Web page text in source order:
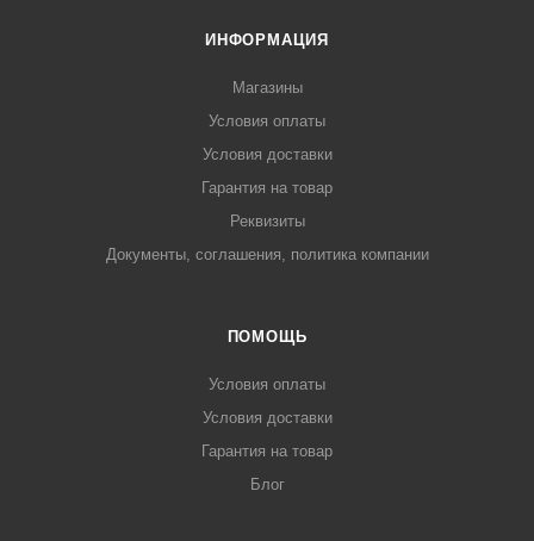
ИНФОРМАЦИЯ
Магазины
Условия оплаты
Условия доставки
Гарантия на товар
Реквизиты
Документы, соглашения, политика компании
ПОМОЩЬ
Условия оплаты
Условия доставки
Гарантия на товар
Блог